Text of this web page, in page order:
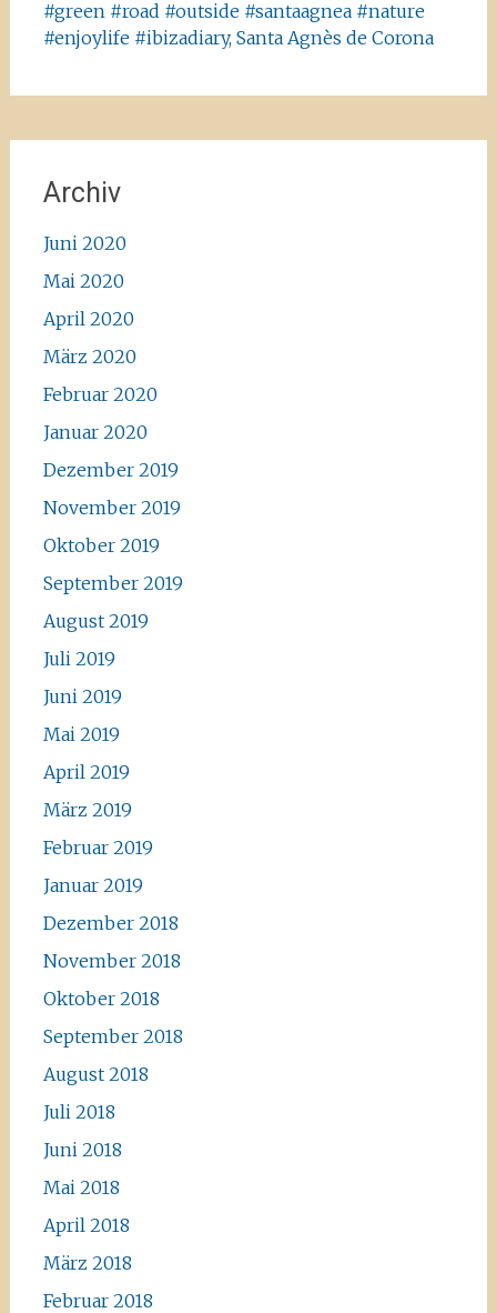
#green #road #outside #santaagnea #nature
#enjoylife #ibizadiary, Santa Agnès de Corona
Archiv
Juni 2020
Mai 2020
April 2020
März 2020
Februar 2020
Januar 2020
Dezember 2019
November 2019
Oktober 2019
September 2019
August 2019
Juli 2019
Juni 2019
Mai 2019
April 2019
März 2019
Februar 2019
Januar 2019
Dezember 2018
November 2018
Oktober 2018
September 2018
August 2018
Juli 2018
Juni 2018
Mai 2018
April 2018
März 2018
Februar 2018